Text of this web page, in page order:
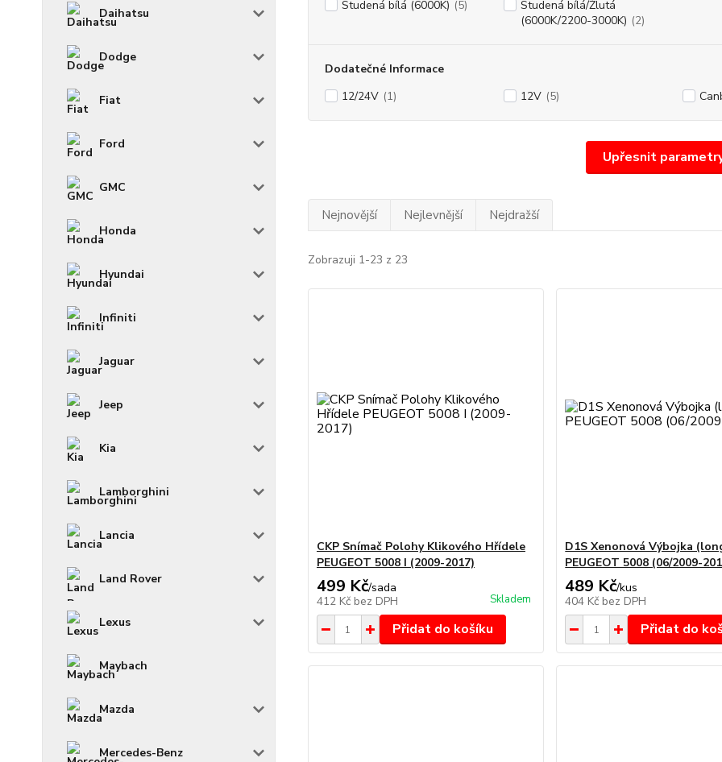
Daihatsu
Dodge
Fiat
Ford
GMC
Honda
Hyundai
Infiniti
Jaguar
Jeep
Kia
Lamborghini
Lancia
Land Rover
Lexus
Maybach
Mazda
Mercedes-Benz
Upřesnit
Studená bílá (6000K) (5)
Studená bílá/Žlutá
(6000K/2200-3000K) (2)
Dodatečné Informace
12/24V (1) 12V (5)
Nejnovější Nejlevnější Nejdražší
Zobrazuji 1-23 z 23
CKP Snímač Polohy Klikového Hřídele
PEUGEOT 5008 I (2009-2017)
499 Kč/sada
412 Kč bez DPH Skladem
Přidat do košíku
D1S Xenonová Výbojka
PEUGEOT 5008 (06/2009-
489 Kč/kus
404 Kč bez DPH
Přidat do